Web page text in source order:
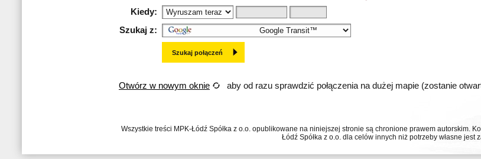
Kiedy:
Szukaj z:
Otwórz w nowym oknie aby od razu sprawdzić połączenia na dużej mapie (zostanie
Wszystkie treści MPK-Łódź Spółka z o.o. opublikowane na niniejszej stronie są chronione prawem autorskim.
Łódź Spółka z o.o. dla celów innych niż potrzeby własne jest